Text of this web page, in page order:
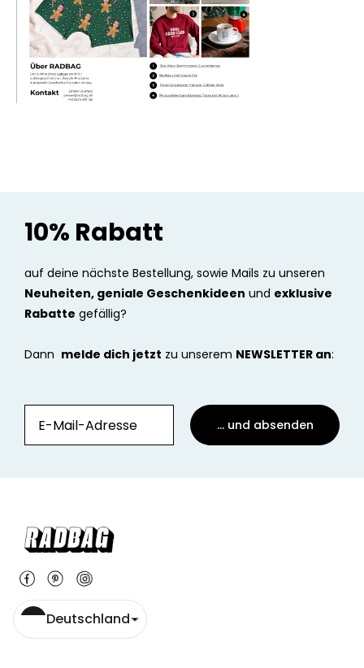
10% Rabatt
auf deine nächste Bestellung, sowie Mails zu unseren
Neuheiten, geniale Geschenkideen und exklusive
Rabatte gefällig?
Dann melde dich jetzt zu unserem NEWSLETTER an:
... und absenden
Deutschland